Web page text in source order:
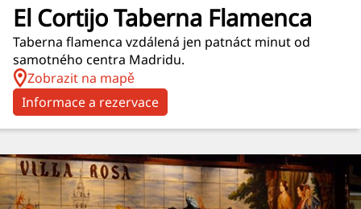
El Cortijo Taberna Flamenca
Taberna flamenca vzdálená jen patnáct minut od
samotného centra Madridu.
Zobrazit na mapě
Informace a rezervace